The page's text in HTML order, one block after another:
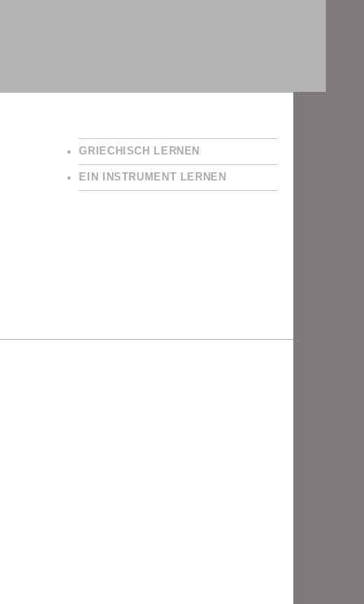
GRIECHISCH LERNEN
EIN INSTRUMENT LERNEN